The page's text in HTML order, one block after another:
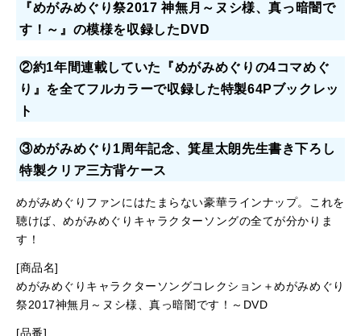
『めがみめぐり祭2017 神無月～ヌシ様、真っ暗闇で
す！～』の模様を収録したDVD
②約1年間連載していた『めがみめぐりの4コマめぐ
り』を全てフルカラーで収録した特製64Pブックレッ
ト
③めがみめぐり1周年記念、箕星太朗先生書き下ろし
特製クリア三方背ケース
めがみめぐりファンにはたまらない豪華ラインナップ。これを
聴けば、めがみめぐりキャラクターソングの全てが分かりま
す！
[商品名]
めがみめぐりキャラクターソングコレクション＋めがみめぐり
祭2017神無月～ヌシ様、真っ暗闇です！～DVD
[品番]